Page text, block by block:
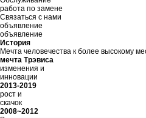
работа по замене
Связаться с нами
объявление
объявление
История
Мечта человечества к более высокому
мечта Трэвиса
изменения и
инновации
2013-2019
рост и
скачок
2008~2012